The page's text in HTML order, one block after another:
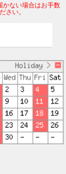
かない場合はお手数
さい。